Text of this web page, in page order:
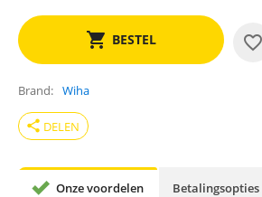
BESTEL
Brand Wiha
share DELEN
Onze voordelen Betalingsopties